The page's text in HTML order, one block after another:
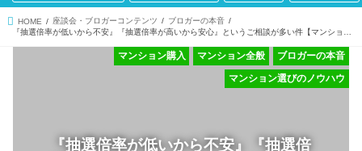
HOME 座談会・ブロガーコンテンツ
ブロガーの本音
『抽選倍率が低いから不安』『抽選倍
ブロガーの本音
マンション全般
マンション購入
マンション選びのノウハウ